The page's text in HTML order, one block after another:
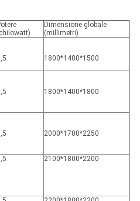
Dimensione globale
(millimetri)
1800*1400*1500
1800*1400*1800
2000*1700*2250
2100*1800*2200